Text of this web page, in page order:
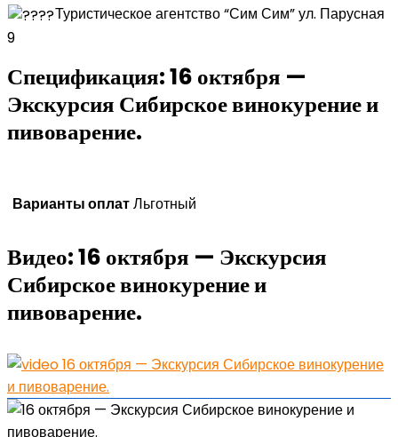
Туристическое агентство “Сим Сим” ул. Парусная
9
Спецификация:16 октября —
Экскурсия Сибирское винокурение и
пивоварение.
Варианты оплатЛьготный
Видео:16 октября — Экскурсия
Сибирское винокурение и
пивоварение.